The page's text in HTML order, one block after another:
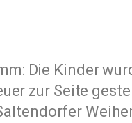
Die Kinder
zur Seite